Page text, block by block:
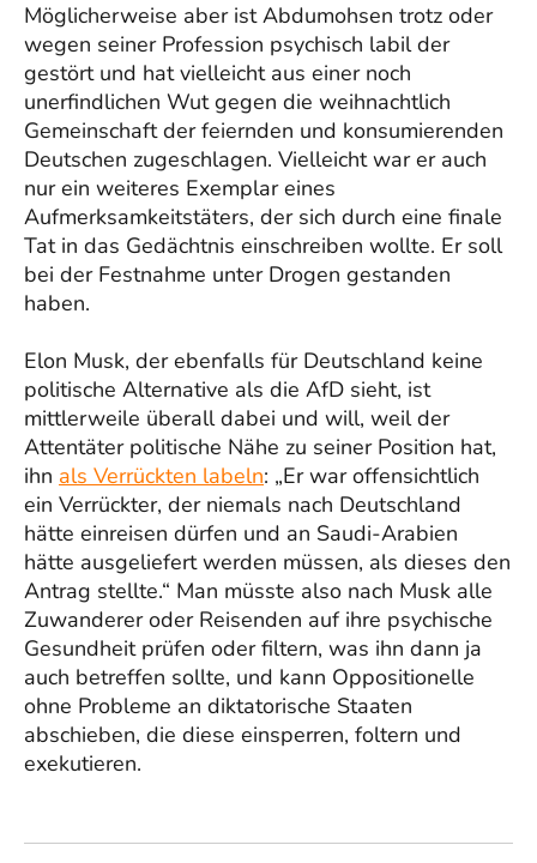
Möglicherweise aber ist Abdumohsen trotz oder
wegen seiner Profession psychisch labil der
gestört und hat vielleicht aus einer noch
unerfindlichen Wut gegen die weihnachtlich
Gemeinschaft der feiernden und konsumierenden
Deutschen zugeschlagen. Vielleicht war er auch
nur ein weiteres Exemplar eines
Aufmerksamkeitstäters, der sich durch eine finale
Tat in das Gedächtnis einschreiben wollte. Er soll
bei der Festnahme unter Drogen gestanden
haben.
Elon Musk, der ebenfalls für Deutschland keine
politische Alternative als die AfD sieht, ist
mittlerweile überall dabei und will, weil der
Attentäter politische Nähe zu seiner Position hat,
ihn als Verrückten labeln: „Er war offensichtlich
ein Verrückter, der niemals nach Deutschland
hätte einreisen dürfen und an Saudi-Arabien
hätte ausgeliefert werden müssen, als dieses den
Antrag stellte.“ Man müsste also nach Musk alle
Zuwanderer oder Reisenden auf ihre psychische
Gesundheit prüfen oder filtern, was ihn dann ja
auch betreffen sollte, und kann Oppositionelle
ohne Probleme an diktatorische Staaten
abschieben, die diese einsperren, foltern und
exekutieren.